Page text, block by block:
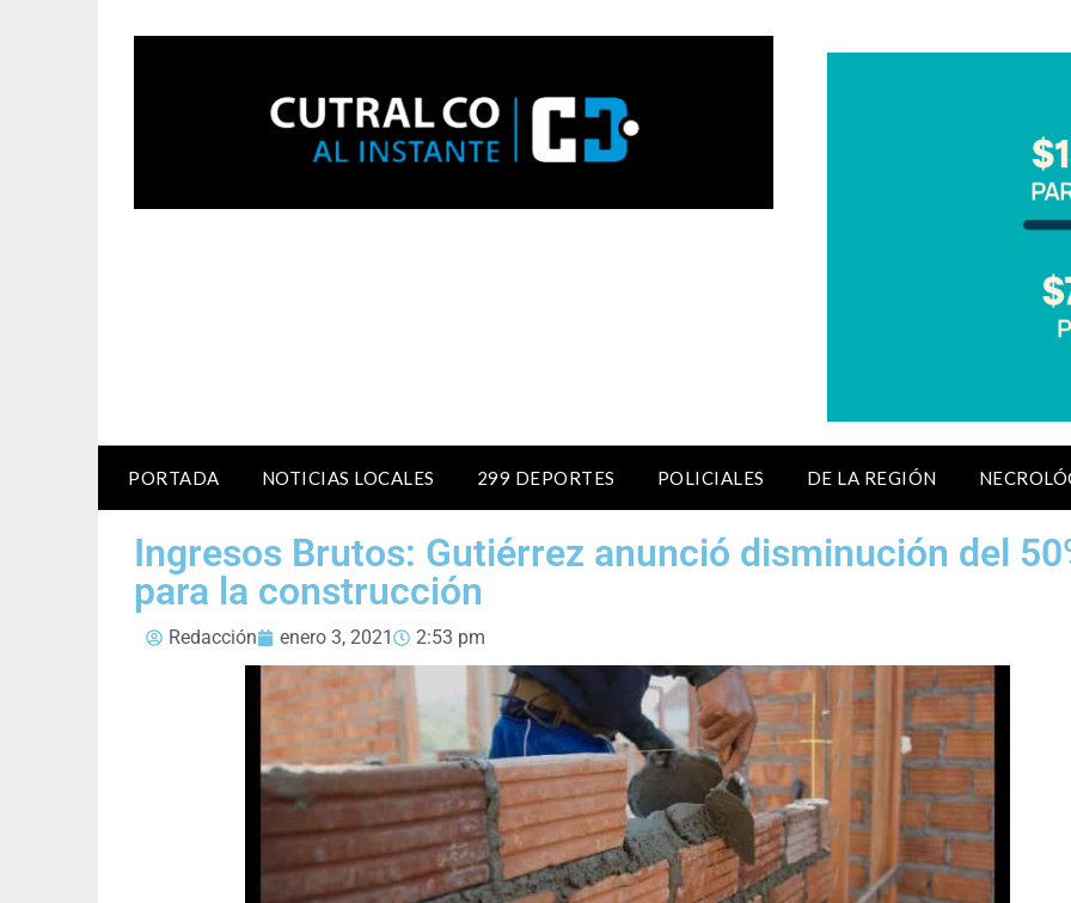
PORTADA NOTICIAS LOCALES 299 DEPORTES POLICIALES DE LA REGIÓN
Ingresos Brutos: Gutiérrez anunció disminución del
para la construcción
Redacción enero 3, 2021 2:53 pm